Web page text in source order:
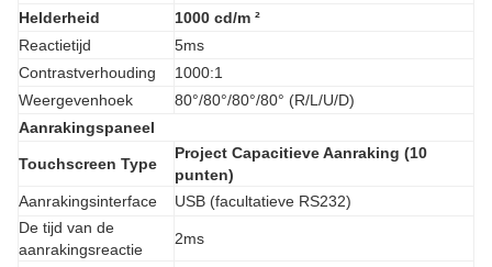
Helderheid
1000 cd/m ²
Reactietijd
5ms
Contrastverhouding
1000:1
Weergevenhoek
80°/80°/80°/80° (R/L/U/D)
Aanrakingspaneel
Touchscreen Type
Project Capacitieve Aanraking (10
punten)
Aanrakingsinterface
USB (facultatieve RS232)
De tijd van de
aanrakingsreactie
2ms